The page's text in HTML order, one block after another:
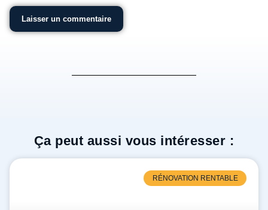
Ça peut aussi vous intéresser :
RÉNOVATION RENTABLE